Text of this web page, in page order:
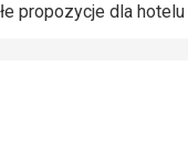
propozycje dla hotelu